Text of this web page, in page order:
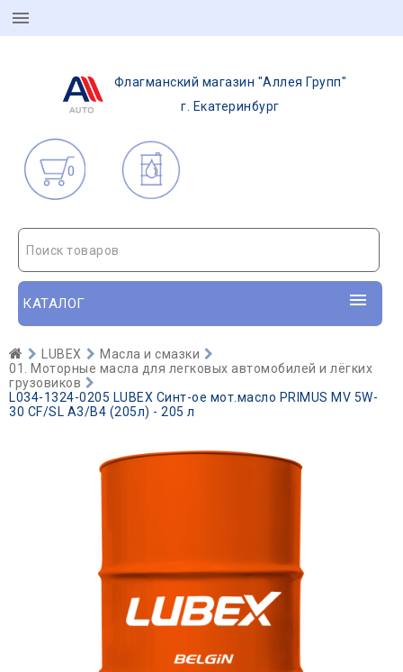
Флагманский магазин "Аллея Групп"
г. Екатеринбург
0
Поиск товаров
КАТАЛОГ
LUBEX
Масла и смазки
01. Моторные масла для легковых автомобилей и лёгких
грузовиков
L034-1324-0205 LUBEX Синт-ое мот.масло PRIMUS MV 5W-
30 CF/SL A3/B4 (205л) - 205 л